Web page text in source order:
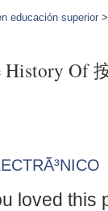
educación superior
History Of
loved this